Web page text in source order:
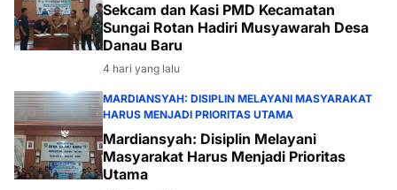
Sekcam dan Kasi PMD Kecamatan
Sungai Rotan Hadiri Musyawarah Desa
Danau Baru
4 hari yang lalu
MARDIANSYAH: DISIPLIN MELAYANI MASYARAKAT
HARUS MENJADI PRIORITAS UTAMA
Mardiansyah: Disiplin Melayani
Masyarakat Harus Menjadi Prioritas
Utama